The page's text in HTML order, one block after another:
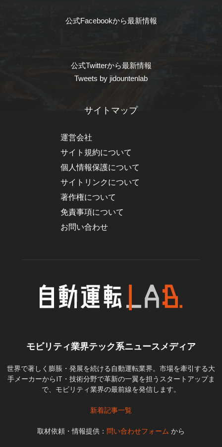
公式Facebookから最新情報
公式Twitterから最新情報
Tweets by jidountenlab
サイトマップ
運営会社
サイト規約について
個人情報保護について
サイトリンクについて
著作権について
免責事項について
お問い合わせ
モビリティ業界テック系ニュースメディア
世界で著しく膨脹・発展を続ける自動運転業界。市場を牽引する大
手メーカーからIT・技術分野で革新の一翼を担うスタートアップま
で、モビリティ業界の最前線を発信します。
新着記事一覧
取材依頼・情報提供： 問い合わせフォーム から